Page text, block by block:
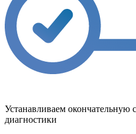
Устанавливаем окончательную
диагностики